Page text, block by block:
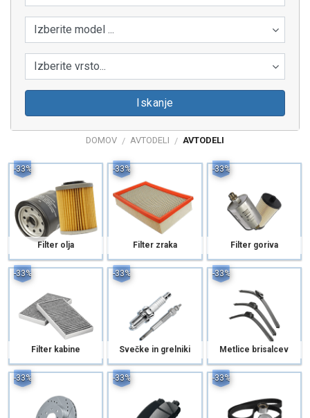
Izberite model ...
Izberite vrsto...
Iskanje
DOMOV / AVTODELI / AVTODELI
Filter olja
-33%
Filter zraka
-33%
Filter goriva
-33%
Filter kabine
-33%
Svečke in grelniki
-33%
Metlice brisalcev
-33%
-33% -33% -33%